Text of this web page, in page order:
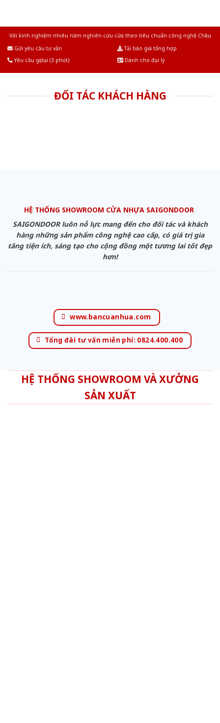
Với kinh nghiệm nhiêu năm nghiên cứu cửa theo tiêu chuẩn công nghệ Châu
Gửi yêu cầu tư vấn
Tải báo giá tổng hợp
Yêu cầu gọi lại (3 phút)
Dành cho đại lý
ĐỐI TÁC KHÁCH HÀNG
HỆ THỐNG SHOWROOM CỬA NHỰA SAIGONDOOR
SAIGONDOOR luôn nỗ lực mang đến cho đối tác và khách
hàng những sản phẩm công nghệ cao cấp, có giá trị gia
tăng tiện ích, sáng tạo cho cộng đồng một tương lai tốt đẹp
hơn!
www.bancuanhua.com
Tổng đài tư vấn miễn phí: 0824.400.400
HỆ THỐNG SHOWROOM VÀ XƯỞNG
SẢN XUẤT